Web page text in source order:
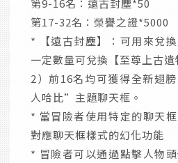
第9-16名：遠古封塵*50
第17-32名：榮譽之證*5000
* 【遠古封塵】：可用來兌
一定數量可兌換【至尊上古遺
2）前16名均可獲得全新
人哈比”主題聊天框。
* 當冒險者使用特定的聊天
對應聊天框樣式的幻化功能
* 冒險者可以通過點擊人物